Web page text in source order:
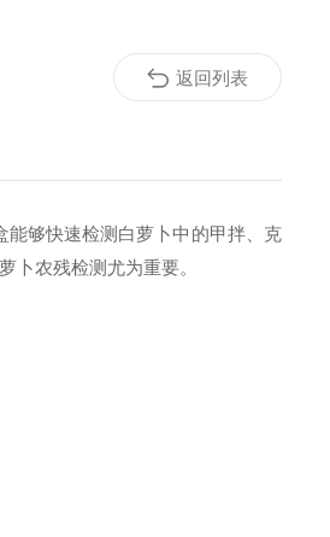
能够快速检测白萝卜中的甲拌、克
卜农残检测尤为重要。
返回列表